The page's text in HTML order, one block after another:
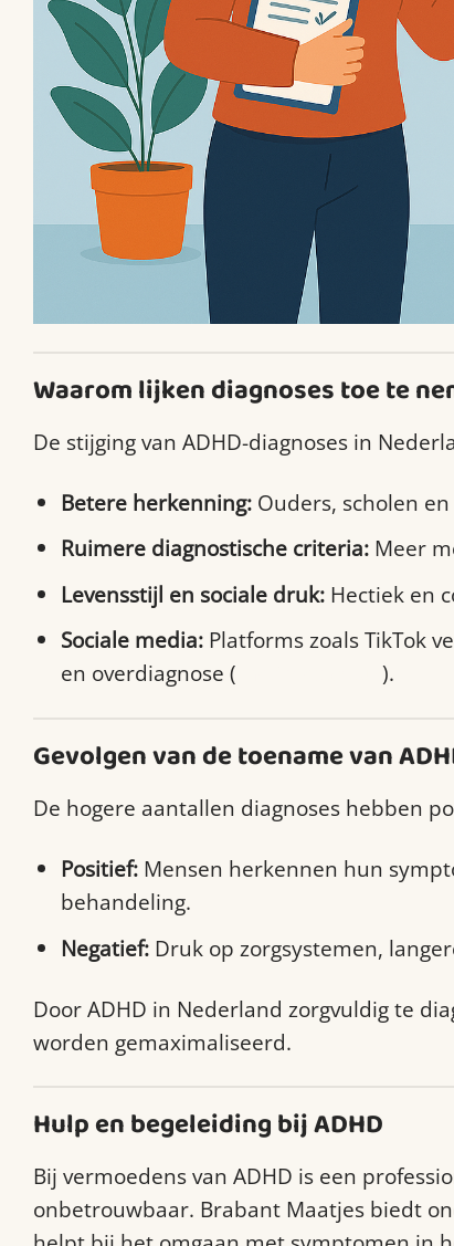
Waarom lijken diagnoses toe te
De stijging van ADHD-diagnoses in
Betere herkenning:Ouders, scholen
Ruimere diagnostische criteria:Meer
Levensstijl en sociale druk:Hectiek en
Sociale media:Platforms zoals TikTok
en overdiagnose (
).
Gevolgen van de toename van
De hogere aantallen diagnoses hebben
Positief:Mensen herkennen hun
behandeling.
Negatief:Druk op zorgsystemen,
Door ADHD in Nederland zorgvuldig te
worden gemaximaliseerd.
Hulp en begeleiding bij ADHD
Bij vermoedens van ADHD is een
onbetrouwbaar. Brabant Maatjes biedt